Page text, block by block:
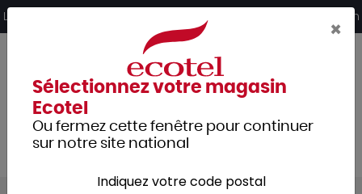
Livraison offerte dès 249€ HT d’achat et retrait 2h en magasin
×
Sélectionnez votre magasin
Ecotel
Ou fermez cette fenêtre pour continuer
sur notre site national
Indiquez votre code postal
Panneau de gestion des cookies